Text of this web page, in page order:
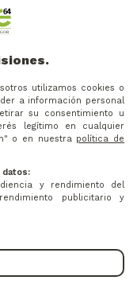
- DRIVER G430 MAX
utilizamos cookies o
a información personal
su consentimiento u
legítimo en cualquier
o en nuestra política de
datos:
y rendimiento del
publicitario y